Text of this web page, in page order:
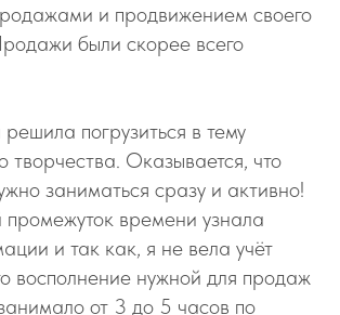
и продвижением своего
были скорее всего
погрузиться в тему
творчества. Оказывается, что
заниматься сразу и активно!
промежуток времени узнала
и так как, я не вела учёт
восполнение нужной для продаж
от 3 до 5 часов по